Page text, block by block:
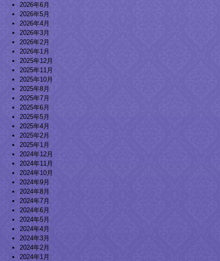
2026年6月
2026年5月
2026年4月
2026年3月
2026年2月
2026年1月
2025年12月
2025年11月
2025年10月
2025年8月
2025年7月
2025年6月
2025年5月
2025年4月
2025年2月
2025年1月
2024年12月
2024年11月
2024年10月
2024年9月
2024年8月
2024年7月
2024年6月
2024年5月
2024年4月
2024年3月
2024年2月
2024年1月